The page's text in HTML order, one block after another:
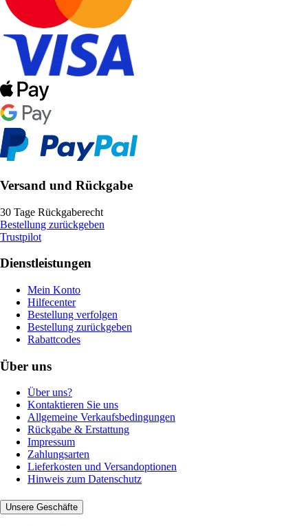
Versand und Rückgabe
30 Tage Rückgaberecht
Bestellung zurückgeben
Trustpilot
Dienstleistungen
Mein Konto
Hilfecenter
Bestellung verfolgen
Bestellung zurückgeben
Rabattcodes
Über uns
Über uns?
Kontaktieren Sie uns
Allgemeine Verkaufsbedingungen
Rückgabe & Erstattung
Impressum
Zahlungsarten
Lieferkosten und Versandoptionen
Hinweis zum Datenschutz
Unsere Geschäfte